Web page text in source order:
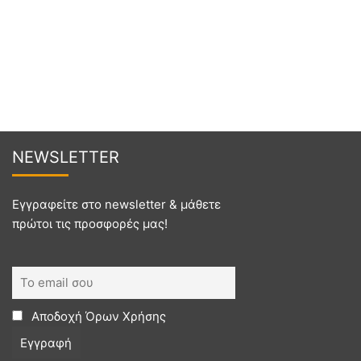
NEWSLETTER
Εγγραφείτε στο newsletter & μάθετε
πρώτοι τις προσφορές μας!
ΑποδοχήΌρων Χρήσης